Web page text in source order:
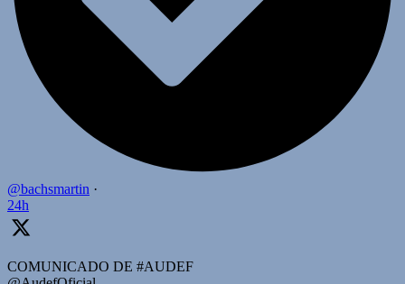
@bachsmartin ·
24h
COMUNICADO DE #AUDEF